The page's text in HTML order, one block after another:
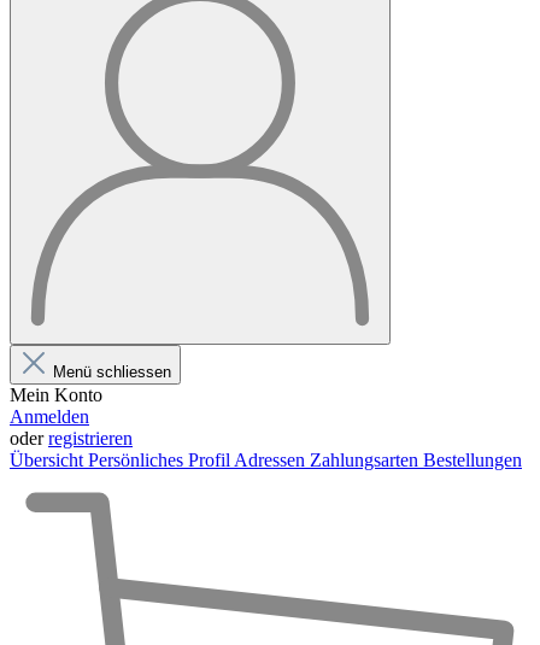
Menü schliessen
Mein Konto
Anmelden
oderregistrieren
Übersicht Persönliches Profil Adressen Zahlungsarten Bestellungen